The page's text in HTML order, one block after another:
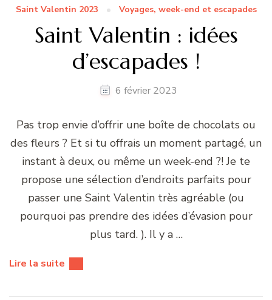
Saint Valentin 2023 Voyages, week-end et escapades
Saint Valentin : idées
d’escapades !
6 février 2023
Pas trop envie d’offrir une boîte de chocolats ou
des fleurs ? Et si tu offrais un moment partagé, un
instant à deux, ou même un week-end ?! Je te
propose une sélection d’endroits parfaits pour
passer une Saint Valentin très agréable (ou
pourquoi pas prendre des idées d’évasion pour
plus tard. ). Il y a …
Lire la suite